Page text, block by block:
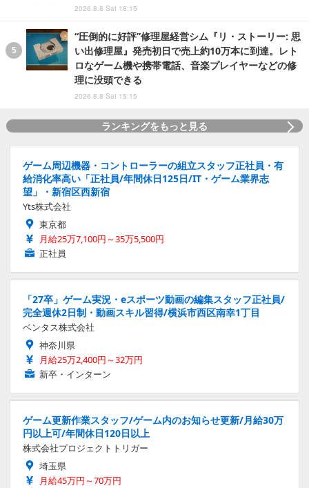
2026.8.8 Sat 18:15
“圧倒的に好評”修理屋経営シム『リ・ストーリー: 思
い出修理屋』発売初日で売上約10万本に到達。レト
ロなゲーム機や携帯電話、音楽プレイヤーなどの修
理に没頭できる
2026.8.8 Sat 15:15
ランキングをもっと見る
ゲーム周辺機器・コントローラーの組立スタッフ正社員・有
給消化率高い「正社員/年間休日125日/IT・ゲーム業界志
望」・新宿区西新宿
Yts株式会社
東京都
月給25万7,100円～35万5,500円
正社員
「27卒」ゲーム実況・eスポーツ動画の編集スタッフ正社員/
完全週休2日制・動画スキル習得/横浜市西区南幸1丁目
ベンタス株式会社
神奈川県
月給25万2,400円～32万円
新卒・インターン
ゲーム更新作業スタッフ/ゲーム内のお知らせ更新/月給30万
円以上可/年間休日120日以上
株式会社プロジェクトトリガー
埼玉県
月給45万円～70万円